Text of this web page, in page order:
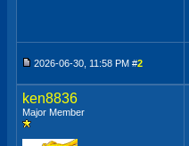
2026-06-30, 11:58 PM #2
ken8836
Major Member